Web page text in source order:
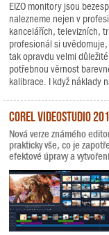
EIZO monitory jsou
nalezneme nejen v
kancelářích, televizních,
profesionál si
tak opravdu velmi
potřebnou věrnost
kalibrace. I když náklady
Corel VideoStudio
Nová verze známého
prakticky vše, co je
efektové úpravy a